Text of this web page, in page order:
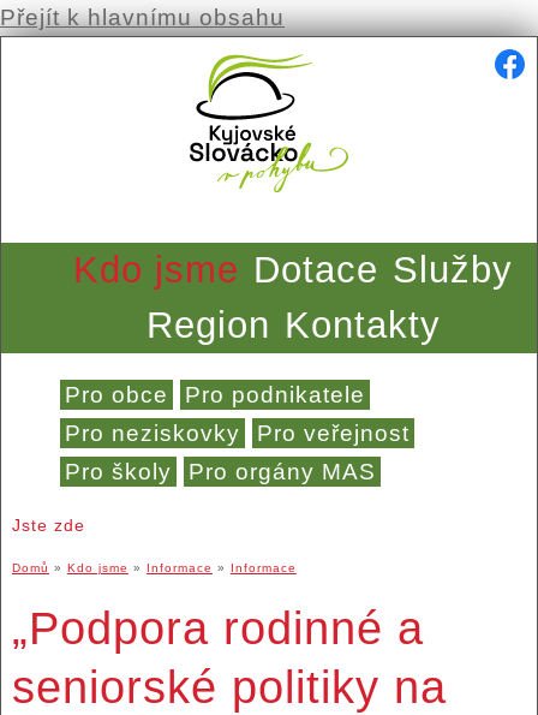
Přejít k hlavnímu obsahu
Kdo jsme Dotace Služby
Region Kontakty
Pro obce
Pro podnikatele
Pro neziskovky
Pro veřejnost
Pro školy
Pro orgány MAS
Jste zde
Domů » Kdo jsme » Informace » Informace
„Podpora rodinné a
seniorské politiky na